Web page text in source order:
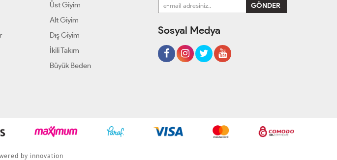
Üst Giyim
Alt Giyim
Dış Giyim
İkili Takım
Büyük Beden
Sosyal Medya
by innovation